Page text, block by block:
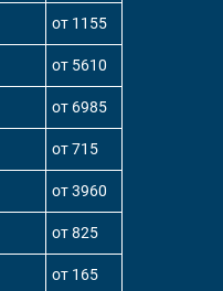
от 1155
от 5610
от 6985
от 715
от 3960
от 825
от 165